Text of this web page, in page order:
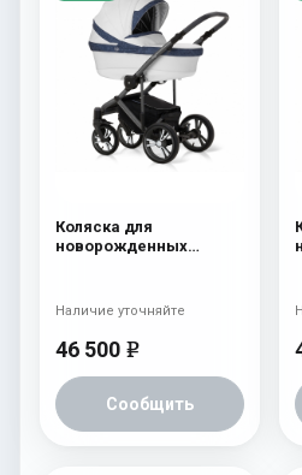
Коляска для
новорожденных
46 500 e
Сообщить
Наличие уточняйте